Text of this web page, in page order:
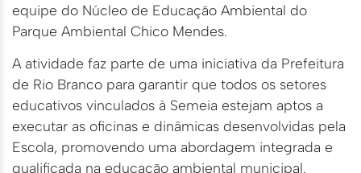
equipe do Núcleo de Educação Ambiental do
Parque Ambiental Chico Mendes.
A atividade faz parte de uma iniciativa da Prefeitura
de Rio Branco para garantir que todos os setores
educativos vinculados à Semeia estejam aptos a
executar as oficinas e dinâmicas desenvolvidas pela
Escola, promovendo uma abordagem integrada e
qualificada na educação ambiental municipal.